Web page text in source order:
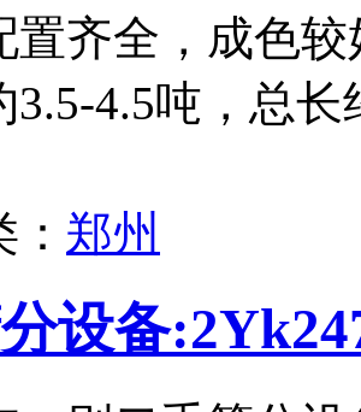
置齐全，成色
3.5-4.5吨，总
郑州
设备